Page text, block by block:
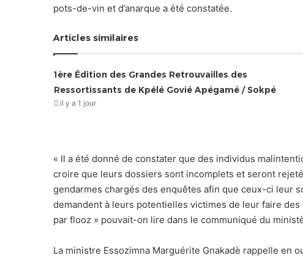
pots-de-vin et d’anarque a été constatée.
Articles similaires
1ère Édition des Grandes Retrouvailles des
Ressortissants de Kpélé Govié Apégamé / Sokpé
il y a 1 jour
« Il a été donné de constater que des individus
croire que leurs dossiers sont incomplets et seront
gendarmes chargés des enquêtes afin que ceux-ci leur
demandent à leurs potentielles victimes de leur faire
par flooz » pouvait-on lire dans le communiqué du
La ministre Essozimna Marguérite Gnakadè rappelle en